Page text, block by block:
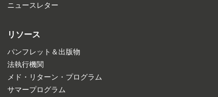
ニュースレター
リソース
パンフレット＆出版物
法執行機関
メド・リターン・プログラム
サマープログラム